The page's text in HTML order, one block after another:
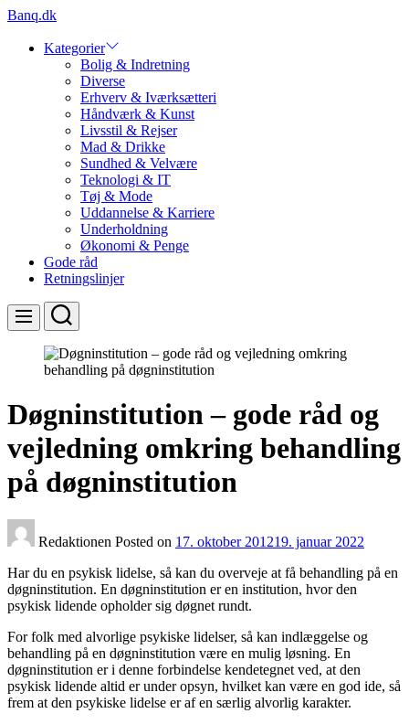
Skip
content
Banq.dk
Kategorier
Bolig & Indretning
Diverse
Erhverv & Iværksætteri
Håndværk & Kunst
Livsstil & Rejser
Mad & Drikke
Sundhed & Velvære
Teknologi & IT
Tøj & Mode
Uddannelse & Karriere
Underholdning
Økonomi & Penge
Gode råd
Retningslinjer
Menu Search
Døgninstitution – gode råd og
vejledning omkring behandling
på døgninstitution
Redaktionen Posted on 17. oktober 201219. januar 2022
Har du en psykisk lidelse, så kan du overveje at få behandling på en
døgninstitution. En døgninstitution er en institution, hvor den
psykisk lidende opholder sig døgnet rundt.
For folk med alvorlige psykiske lidelser, så kan indlæggelse og
behandling på en døgninstitution være en mulig løsning. En
døgninstitution er i denne forbindelse kendetegnet ved, at den
psykisk lidende altid er under opsyn, hvilket kan være en god ide, så
frem at den psykiske lidelse er af en særlig alvorlig karakter.